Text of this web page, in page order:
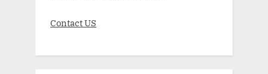
Contact US